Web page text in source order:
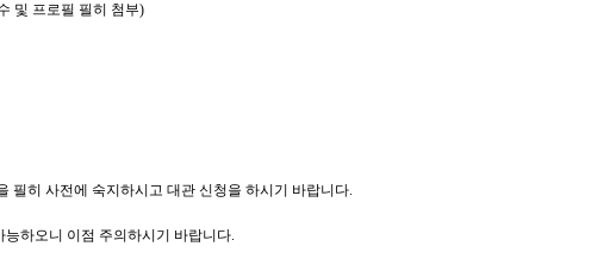
및 프로필 필히 첨부)
필히 사전에 숙지하시고 대관 신청을 하시기 바랍니다.
능하오니 이점 주의하시기 바랍니다.